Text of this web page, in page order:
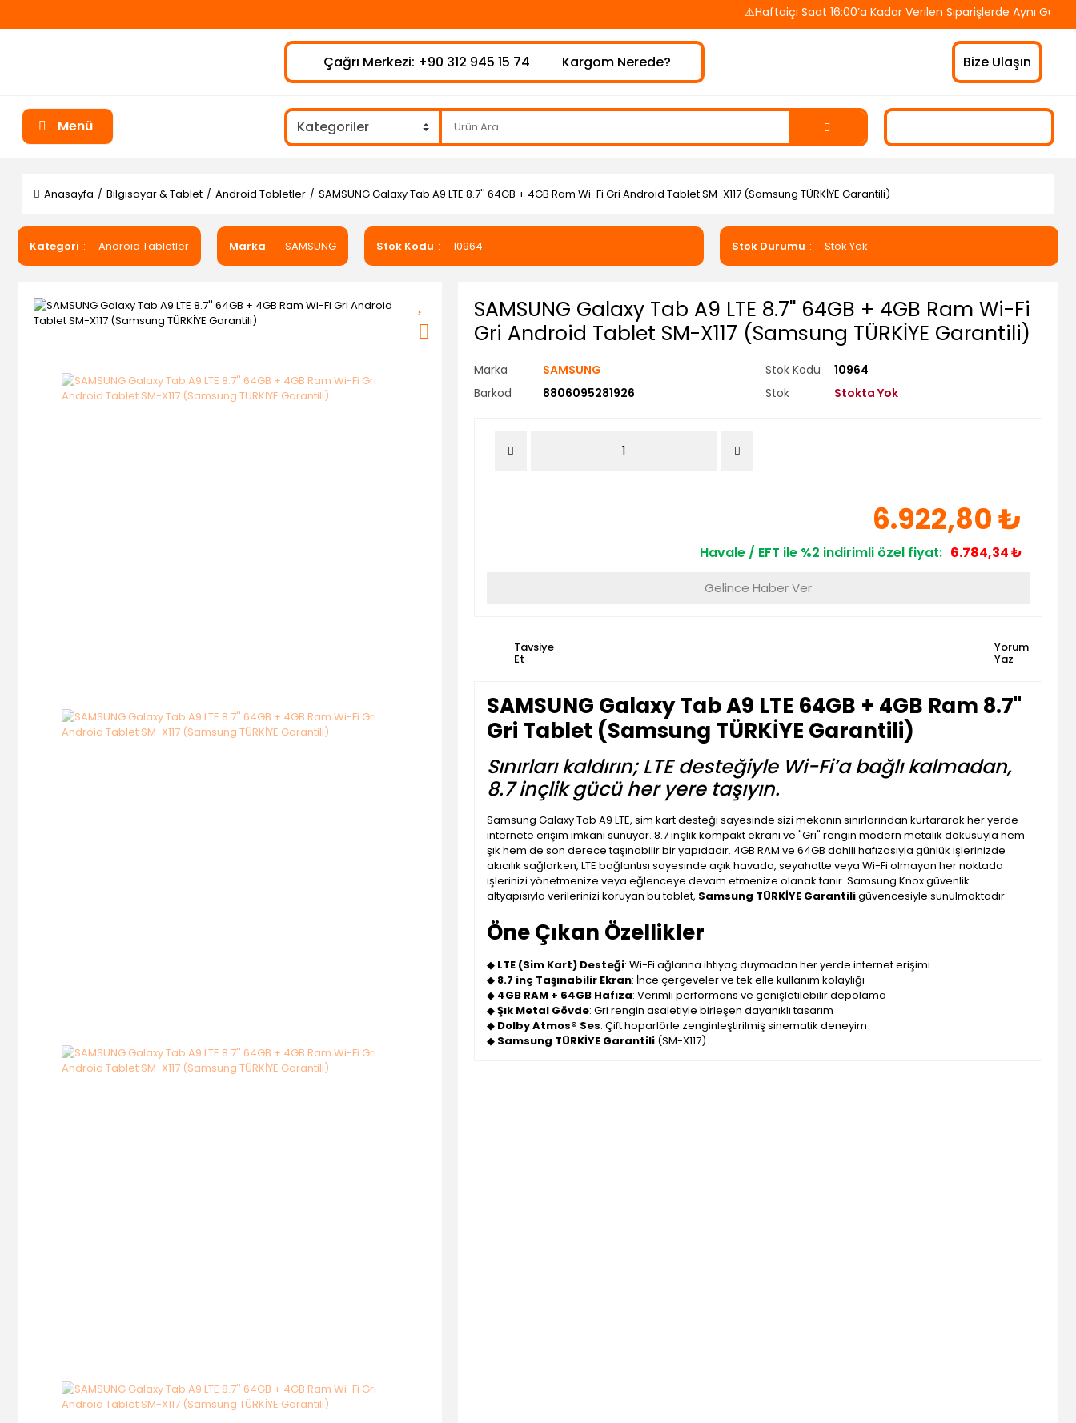
⚠️Haftaiçi Saat 16:00’a Kadar Verilen Siparişlerde Aynı Gün
Çağrı Merkezi: +90 312 945 15 74 Kargom Nerede? Bize Ulaşın
Menü
Anasayfa Bilgisayar & Tablet Android Tabletler SAMSUNG Galaxy Tab A9 LTE 8.7'' 64GB + 4GB Ram Wi-Fi Gri Android Tablet SM-X117 (Samsung TÜRKİYE Garantili)
Kategori Android Tabletler Marka SAMSUNG Stok Kodu 10964 Stok Durumu Stok Yok
SAMSUNG Galaxy Tab A9 LTE 8.7'' 64GB + 4GB Ram Wi-Fi
Gri Android Tablet SM-X117 (Samsung TÜRKİYE Garantili)
Marka SAMSUNG Stok Kodu
10964
Barkod
8806095281926 Stok Stokta Yok
6.922,80 ₺
Havale / EFT ile %2 indirimli özel fiyat: 6.784,34 ₺
Gelince Haber Ver
Tavsiye
Et
Yorum
Yaz
SAMSUNG Galaxy Tab A9 LTE 64GB + 4GB Ram 8.7''
Gri Tablet (Samsung TÜRKİYE Garantili)
Sınırları kaldırın; LTE desteğiyle Wi-Fi’a bağlı kalmadan,
8.7 inçlik gücü her yere taşıyın.
Samsung Galaxy Tab A9 LTE, sim kart desteği sayesinde sizi mekanın sınırlarından kurtararak her yerde
internete erişim imkanı sunuyor. 8.7 inçlik kompakt ekranı ve "Gri" rengin modern metalik dokusuyla hem
şık hem de son derece taşınabilir bir yapıdadır. 4GB RAM ve 64GB dahili hafızasıyla günlük işlerinizde
akıcılık sağlarken, LTE bağlantısı sayesinde açık havada, seyahatte veya Wi-Fi olmayan her noktada
işlerinizi yönetmenize veya eğlenceye devam etmenize olanak tanır. Samsung Knox güvenlik
altyapısıyla verilerinizi koruyan bu tablet, Samsung TÜRKİYE Garantiligüvencesiyle sunulmaktadır.
Öne Çıkan Özellikler
◆ LTE (Sim Kart) Desteği: Wi-Fi ağlarına ihtiyaç duymadan her yerde internet erişimi
◆ 8.7 inç Taşınabilir Ekran: İnce çerçeveler ve tek elle kullanım kolaylığı
◆ 4GB RAM + 64GB Hafıza: Verimli performans ve genişletilebilir depolama
◆Şık Metal Gövde: Gri rengin asaletiyle birleşen dayanıklı tasarım
◆ Dolby Atmos® Ses: Çift hoparlörle zenginleştirilmiş sinematik deneyim
◆ Samsung TÜRKİYE Garantili (SM-X117)